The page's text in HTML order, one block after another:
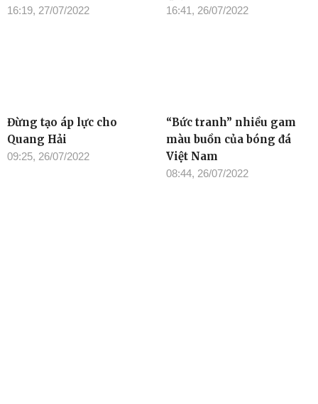
16:19, 27/07/2022 16:41, 26/07/2022
Đừng tạo áp lực cho
Quang Hải
09:25, 26/07/2022
“Bức tranh” nhiều gam
màu buồn của bóng đá
Việt Nam
08:44, 26/07/2022